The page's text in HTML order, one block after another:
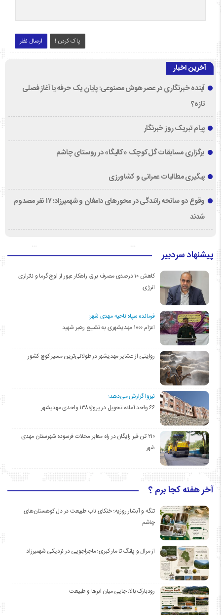
ارسال نظر پاک کردن !
آخرین اخبار
آینده خبرنگاری در عصر هوش مصنوعی؛ پایان یک حرفه یا آغاز فصلی
تازه؟
پیام تبریک روز خبرنگار
برگزاری مسابقات گل‌کوچک «کالیگا» در روستای چاشم
پیگیری مطالبات عمرانی و کشاورزی
وقوع دو سانحه رانندگی در محورهای دامغان و شهمیرزاد؛ ۱۷ نفر مصدوم
شدند
پیشنهاد سردبیر
کاهش ۱۰ درصدی مصرف برق، راهکار عبور از اوج گرما و ناترازی
انرژی
فرمانده سپاه ناحیه مهدی شهر:
اعزام ۱۰۰۰ مهدیشهری به تشییع رهبر شهید
روایتی از عشایر مهدیشهر در طولانی‌ترین مسیر کوچ کشور
نیزوا گزارش می‌دهد؛
۶۶ واحد آماده تحویل در پروژه۱۳۸ واحدی مهدیشهر
۲۱۰ تن قیر رایگان در راه معابر محلات فرسوده شهرستان مهدی
شهر
آخر هفته کجا برم ؟
تنگه و آبشار روزیه؛ خنکای ناب طبیعت در دل کوهستان‌های
چاشم
از مرال و پلنگ تا مار کبری؛ ماجراجویی در نزدیکی شهمیرزاد
رودبارک بالا؛ جایی میان ابرها و طبیعت